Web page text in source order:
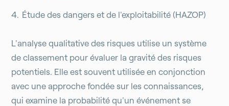
Étude des dangers et de l'exploitabilité (HAZOP)
L'analyse qualitative des risques utilise un système
de classement pour évaluer la gravité des risques
potentiels. Elle est souvent utilisée en conjonction
avec une approche fondée sur les connaissances,
qui examine la probabilité qu'un événement se